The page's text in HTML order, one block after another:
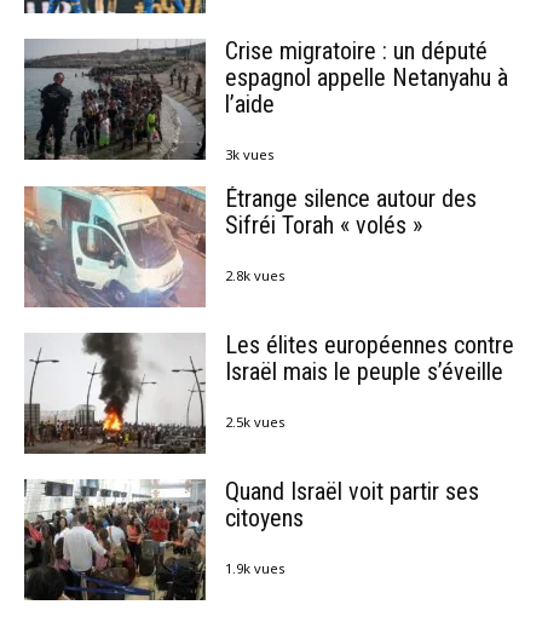
Crise migratoire : un député
espagnol appelle Netanyahu à
l’aide
3k vues
Étrange silence autour des
Sifréi Torah « volés »
2.8k vues
Les élites européennes contre
Israël mais le peuple s’éveille
2.5k vues
Quand Israël voit partir ses
citoyens
1.9k vues